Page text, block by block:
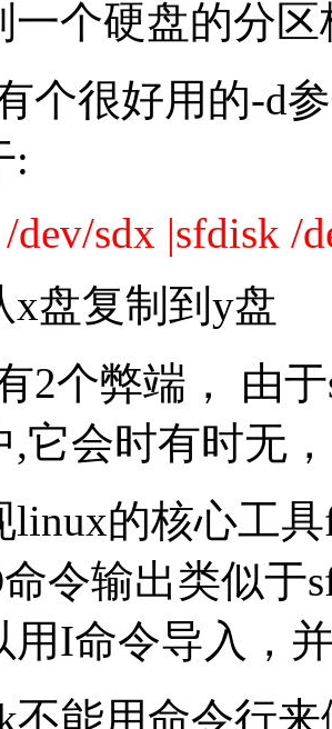
一个硬盘的分
个很好用的-d
:
dev/sdx |sfdisk /
x盘复制到y盘
2个弊端， 由
,它会时有时无
linux的核心工
令输出类似于
用I命令导入，
不能用命令行